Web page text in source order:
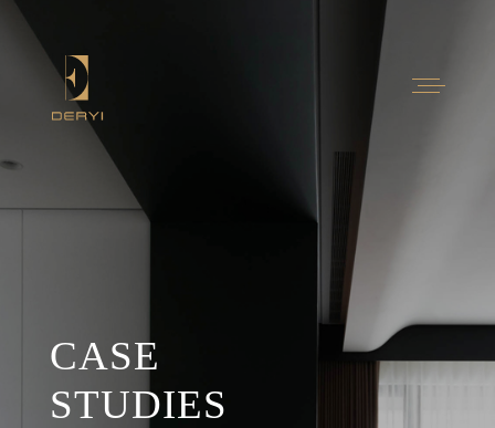
CASE
STUDIES